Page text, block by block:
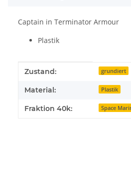
Captain in Terminator Armour
Plastik
Produkteigenschaft
Wert
Zustand: grundiert
Material: Plastik
Fraktion 40k: Space